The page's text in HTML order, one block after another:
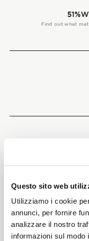
Questo sito web
Utilizziamo i cookie
annunci, per fornire
analizzare il nostro
informazioni sul
Find out what